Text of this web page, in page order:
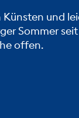
und
Sommerseit
offen.